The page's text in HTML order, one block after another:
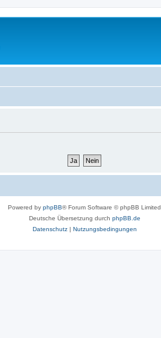
Powered by phpBB® Forum Software © phpBB Limited
Deutsche Übersetzung durch phpBB.de
Datenschutz| Nutzungsbedingungen